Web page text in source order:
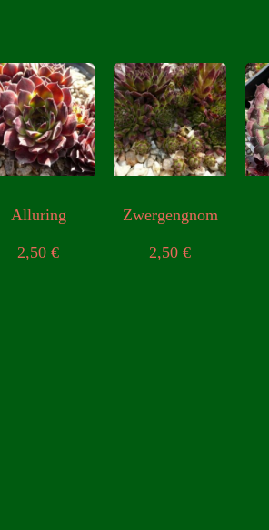
Alluring
2,50€
Zwergengnom
2,50€